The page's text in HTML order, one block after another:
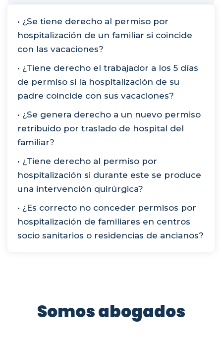
• ¿Se tiene derecho al permiso por
hospitalización de un familiar si coincide
con las vacaciones?
• ¿Tiene derecho el trabajador a los 5 días
de permiso si la hospitalización de su
padre coincide con sus vacaciones?
• ¿Se genera derecho a un nuevo permiso
retribuido por traslado de hospital del
familiar?
• ¿Tiene derecho al permiso por
hospitalización si durante este se produce
una intervención quirúrgica?
• ¿Es correcto no conceder permisos por
hospitalización de familiares en centros
socio sanitarios o residencias de ancianos?
Somos abogados